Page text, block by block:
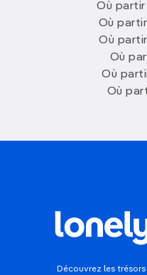
Où partir
Où
Où
Où
Où
Où
Découvrez les